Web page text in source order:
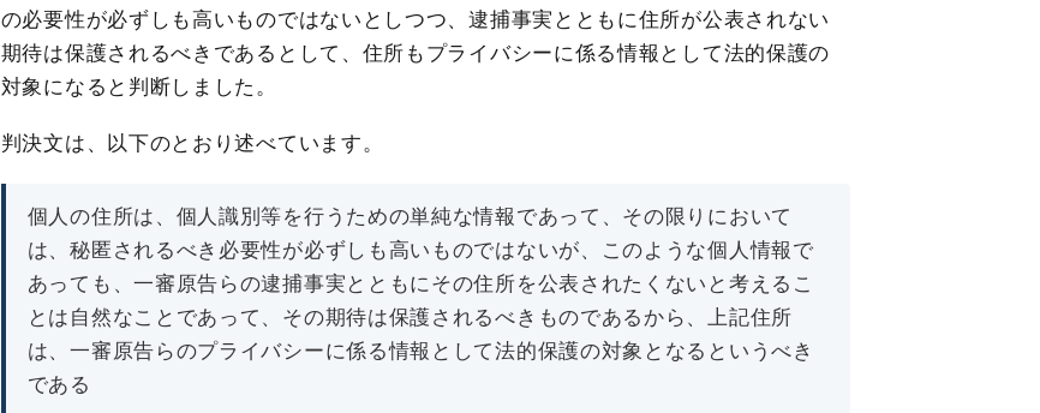
の必要性が必ずしも高いものではないとしつつ、逮捕事実とともに住所が公表されない
期待は保護されるべきであるとして、住所もプライバシーに係る情報として法的保護の
対象になると判断しました。
判決文は、以下のとおり述べています。
個人の住所は、個人識別等を行うための単純な情報であって、その限りにおいて
は、秘匿されるべき必要性が必ずしも高いものではないが、このような個人情報で
あっても、一審原告らの逮捕事実とともにその住所を公表されたくないと考えるこ
とは自然なことであって、その期待は保護されるべきものであるから、上記住所
は、一審原告らのプライバシーに係る情報として法的保護の対象となるというべき
である